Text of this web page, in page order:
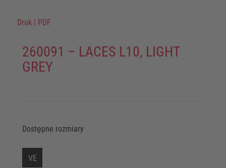
Druk PDF
260091 – LACES L10, LIGHT
GREY
Dostępne rozmiary
VE